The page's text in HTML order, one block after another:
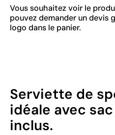
Vous souhaitez voir le
pouvez demander un devis
logo dans le panier.
Serviette de
idéale avec
inclus.